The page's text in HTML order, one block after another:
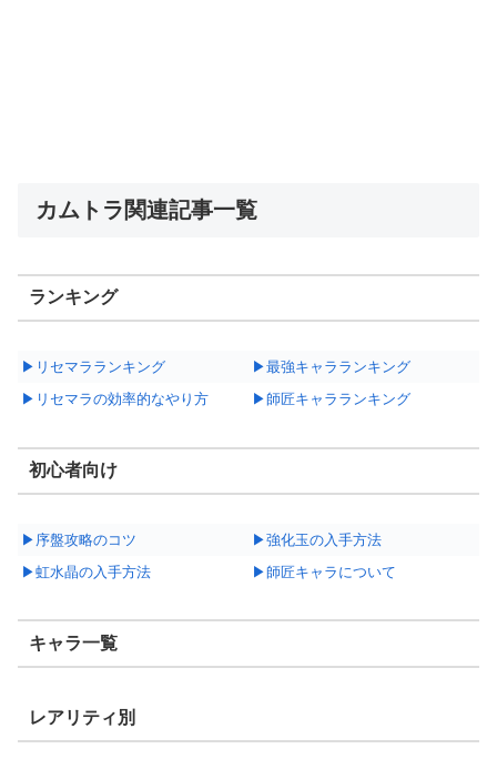
カムトラ関連記事一覧
ランキング
▶リセマラランキング
▶最強キャラランキング
▶リセマラの効率的なやり方
▶師匠キャラランキング
初心者向け
▶序盤攻略のコツ
▶強化玉の入手方法
▶虹水晶の入手方法
▶師匠キャラについて
キャラ一覧
レアリティ別